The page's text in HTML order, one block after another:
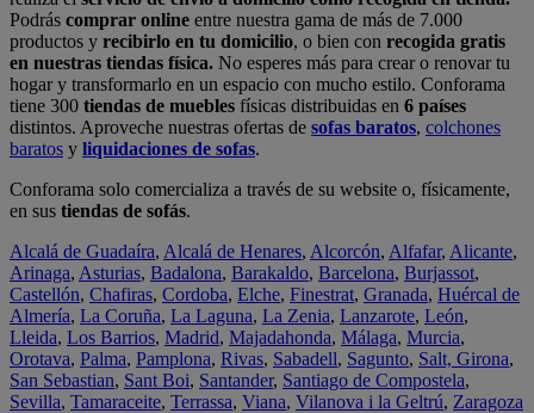
Podrás comprar online entre nuestra gama de más de 7.000
productos y recibirlo en tu domicilio, o bien con recogida gratis
en nuestras tiendas física. No esperes más para crear o renovar tu
hogar y transformarlo en un espacio con mucho estilo. Conforama
tiene 300 tiendas de muebles físicas distribuidas en 6 países
distintos. Aproveche nuestras ofertas de sofas baratos, colchones
baratos y liquidaciones de sofas.
Conforama solo comercializa a través de su website o, físicamente,
en sus tiendas de sofás.
Alcalá de Guadaíra, Alcalá de Henares, Alcorcón, Alfafar, Alicante,
Arinaga, Asturias, Badalona, Barakaldo, Barcelona, Burjassot,
Castellón, Chafiras, Cordoba, Elche, Finestrat, Granada, Huércal de
Almería, La Coruña, La Laguna, La Zenia, Lanzarote, León,
Lleida, Los Barrios, Madrid, Majadahonda, Málaga, Murcia,
Orotava, Palma, Pamplona, Rivas, Sabadell, Sagunto, Salt, Girona,
San Sebastian, Sant Boi, Santander, Santiago de Compostela,
Sevilla, Tamaraceite, Terrassa, Viana, Vilanova i la Geltrú, Zaragoza